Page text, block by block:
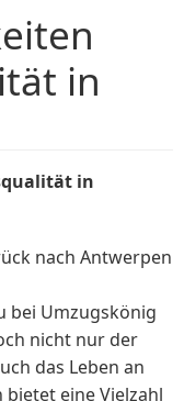
in
in
nach Antwerpen
bei Umzugskönig
nicht nur der
das Leben an
eine Vielzahl